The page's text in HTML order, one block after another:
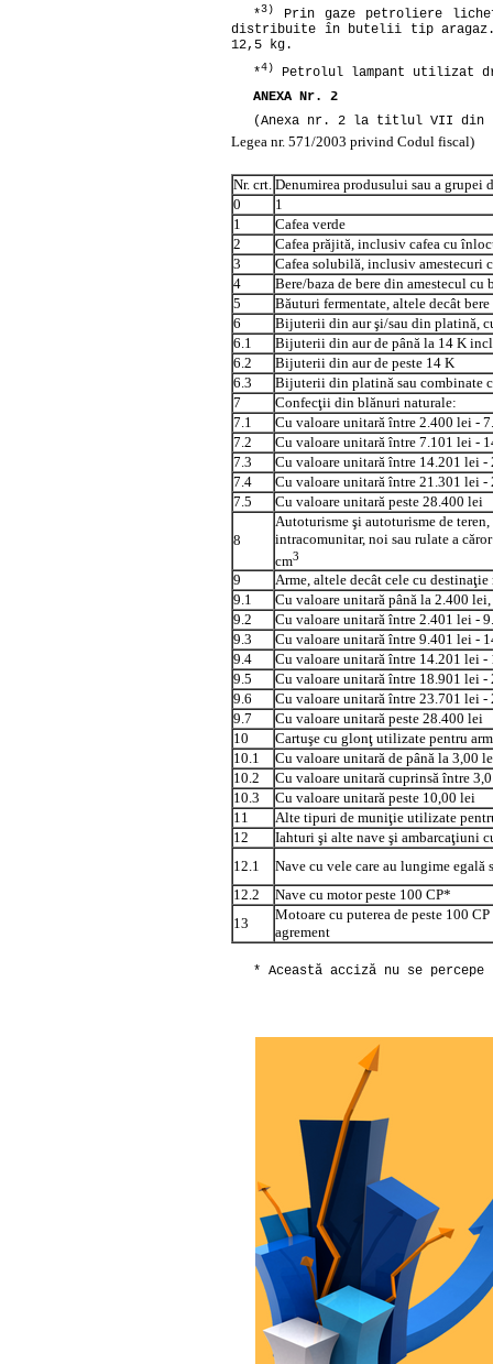
*3)
Prin gaze petroliere
distribuite în butelii tip aragaz.
12,5 kg.
*4)
Petrolul lampant utilizat
ANEXA Nr. 2
(Anexa nr. 2 la titlul VII din
Legea nr. 571/2003 privind Codul fiscal)
Nr. crt. Denumirea produsului sau a grupei
0
1
1
Cafea verde
2
Cafea prăjită, inclusiv cafea cu
3
Cafea solubilă, inclusiv amestecuri
4
Bere/baza de bere din amestecul
5
Băuturi fermentate, altele decât
6
Bijuterii din aur şi/sau din platină,
6.1
Bijuterii din aur de până la 14 K
6.2
Bijuterii din aur de peste 14 K
6.3
Bijuterii din platină sau combinate
7
Confecţii din blănuri naturale:
7.1
Cu valoare unitară între 2.400 lei -
7.2
Cu valoare unitară între 7.101 lei -
7.3
Cu valoare unitară între 14.201 lei -
7.4
Cu valoare unitară între 21.301 lei -
7.5
Cu valoare unitară peste 28.400 lei
8
Autoturisme şi autoturisme de
intracomunitar, noi sau rulate a
cm3
9
Arme, altele decât cele cu
9.1
Cu valoare unitară până la 2.400
9.2
Cu valoare unitară între 2.401 lei -
9.3
Cu valoare unitară între 9.401 lei -
9.4
Cu valoare unitară între 14.201 lei -
9.5
Cu valoare unitară între 18.901 lei -
9.6
Cu valoare unitară între 23.701 lei -
9.7
Cu valoare unitară peste 28.400 lei
10
Cartuşe cu glonţ utilizate pentru
10.1
Cu valoare unitară de până la 3,00
10.2
Cu valoare unitară cuprinsă între
10.3
Cu valoare unitară peste 10,00 lei
11
Alte tipuri de muniţie utilizate
12
Iahturi şi alte nave şi ambarcaţiuni
12.1
Nave cu vele care au lungime egală
12.2
Nave cu motor peste 100 CP*
13
Motoare cu puterea de peste 100
agrement
* Această acciză nu se